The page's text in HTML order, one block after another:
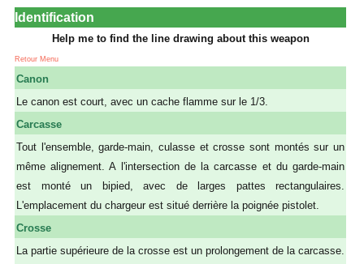
Identification
Help me to find the line drawing about this weapon
Retour Menu
Canon
Le canon est court, avec un cache flamme sur le 1/3.
Carcasse
Tout l'ensemble, garde-main, culasse et crosse sont montés sur un
même alignement. A l'intersection de la carcasse et du garde-main
est monté un bipied, avec de larges pattes rectangulaires.
L'emplacement du chargeur est situé derrière la poignée pistolet.
Crosse
La partie supérieure de la crosse est un prolongement de la carcasse.